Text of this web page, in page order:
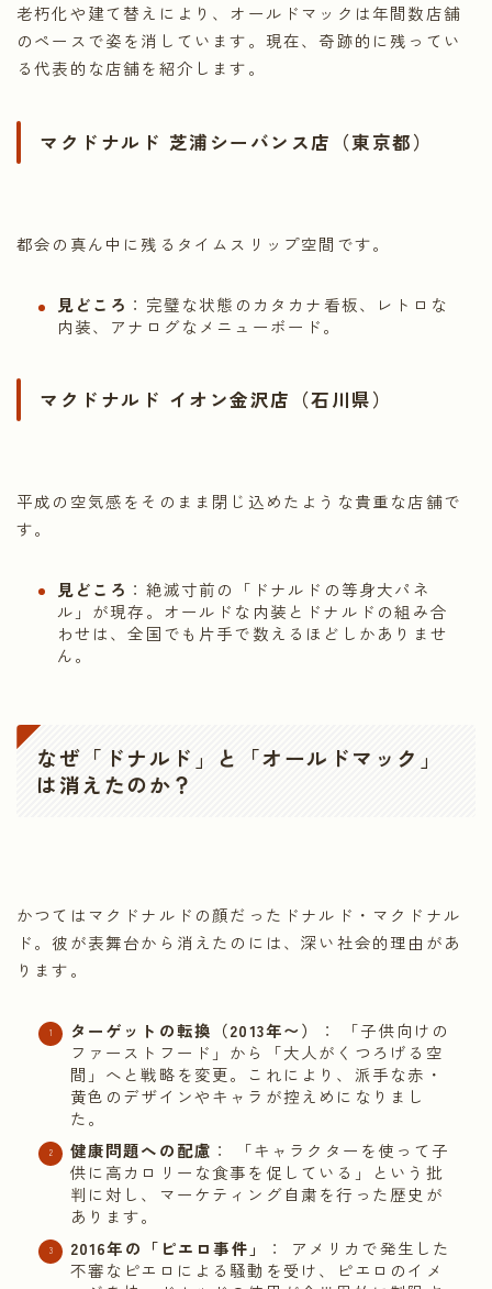
老朽化や建て替えにより、オールドマックは年間数店舗
のペースで姿を消しています。現在、奇跡的に残ってい
る代表的な店舗を紹介します。
マクドナルド 芝浦シーバンス店（東京都）
都会の真ん中に残るタイムスリップ空間です。
見どころ ：完璧な状態のカタカナ看板、レトロな
内装、アナログなメニューボード。
マクドナルド イオン金沢店（石川県）
平成の空気感をそのまま閉じ込めたような貴重な店舗で
す。
見どころ ：絶滅寸前の「ドナルドの等身大パネ
ル」が現存。オールドな内装とドナルドの組み合
わせは、全国でも片手で数えるほどしかありませ
ん。
なぜ「ドナルド」と「オールドマック」
は消えたのか？
かつてはマクドナルドの顔だったドナルド・マクドナル
ド。彼が表舞台から消えたのには、深い社会的理由があ
ります。
ターゲットの転換（2013年〜）
： 「子供向けの
ファーストフード」から「大人がくつろげる空
間」へと戦略を変更。これにより、派手な赤・
黄色のデザインやキャラが控えめになりまし
た。
健康問題への配慮 ： 「キャラクターを使って子
供に高カロリーな食事を促している」という批
判に対し、マーケティング自粛を行った歴史が
あります。
2016年の「ピエロ事件」
： アメリカで発生した
不審なピエロによる騒動を受け、ピエロのイメ